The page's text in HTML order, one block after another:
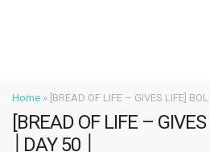
Home » [BREAD OF LIFE – GIVES LIFE]
[BREAD OF LIFE –
│DAY 50 │